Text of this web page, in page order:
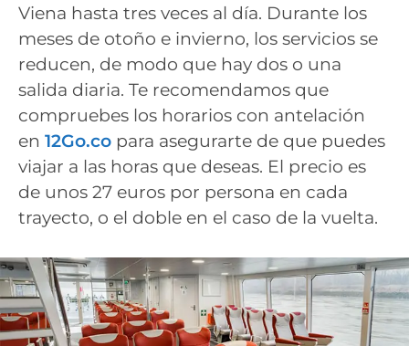
Viena hasta tres veces al día. Durante los
meses de otoño e invierno, los servicios se
reducen, de modo que hay dos o una
salida diaria. Te recomendamos que
compruebes los horarios con antelación
en 12Go.co para asegurarte de que puedes
viajar a las horas que deseas. El precio es
de unos 27 euros por persona en cada
trayecto, o el doble en el caso de la vuelta.